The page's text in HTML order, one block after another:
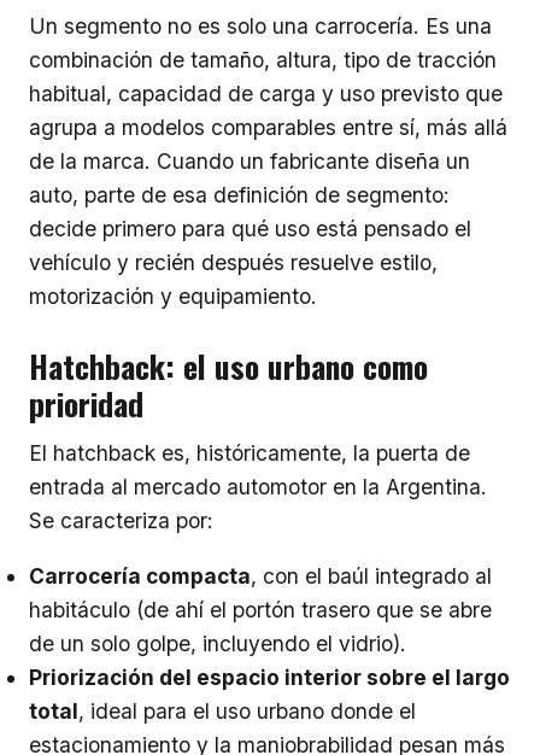
Un segmento no es solo una carrocería. Es una
combinación de tamaño, altura, tipo de tracción
habitual, capacidad de carga y uso previsto que
agrupa a modelos comparables entre sí, más allá
de la marca. Cuando un fabricante diseña un
auto, parte de esa definición de segmento:
decide primero para qué uso está pensado el
vehículo y recién después resuelve estilo,
motorización y equipamiento.
Hatchback: el uso urbano como
prioridad
El hatchback es, históricamente, la puerta de
entrada al mercado automotor en la Argentina.
Se caracteriza por:
Carrocería compacta, con el baúl integrado al
habitáculo (de ahí el portón trasero que se abre
de un solo golpe, incluyendo el vidrio).
Priorización del espacio interior sobre el largo
total, ideal para el uso urbano donde el
estacionamiento y la maniobrabilidad pesan más